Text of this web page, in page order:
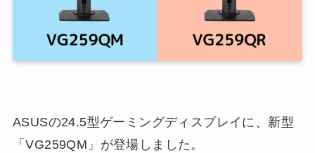
ASUSの24.5型ゲーミングディスプレイに、新型
「VG259QM」が登場しました。